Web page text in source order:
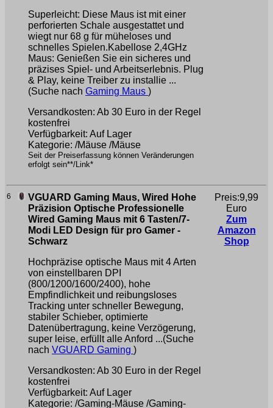
Superleicht: Diese Maus ist mit einer
perforierten Schale ausgestattet und
wiegt nur 68 g für müheloses und
schnelles Spielen.Kabellose 2,4GHz
Maus: Genießen Sie ein sicheres und
präzises Spiel- und Arbeitserlebnis. Plug
& Play, keine Treiber zu installie ...
(Suche nach Gaming Maus )
Versandkosten: Ab 30 Euro in der Regel
kostenfrei
Verfügbarkeit: Auf Lager
Kategorie: /Mäuse /Mäuse
Seit der Preiserfassung können Veränderungen
erfolgt sein**/Link*
6
VGUARD Gaming Maus, Wired Hohe
Präzision Optische Professionelle
Wired Gaming Maus mit 6 Tasten/7-
Modi LED Design für pro Gamer -
Schwarz
Hochpräzise optische Maus mit 4 Arten
von einstellbaren DPI
(800/1200/1600/2400), hohe
Empfindlichkeit und reibungsloses
Tracking unter schneller Bewegung,
stabiler Schieber, optimierte
Datenübertragung, keine Verzögerung,
super leise, erfüllt alle Anford ...(Suche
nach VGUARD Gaming )
Versandkosten: Ab 30 Euro in der Regel
kostenfrei
Verfügbarkeit: Auf Lager
Kategorie: /Gaming-Mäuse /Gaming-
Preis:9,99
Euro
Zum
Amazon
Shop